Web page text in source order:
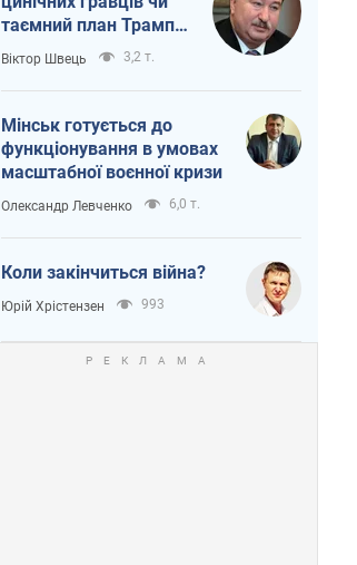
таємний план Трампа
і Путіна?
Віктор Швець 3,2 т.
Мінськ готується до
функціонування в умовах
масштабної воєнної кризи
Олександр Левченко 6,0 т.
Коли закінчиться війна?
Юрій Хрістензен 993